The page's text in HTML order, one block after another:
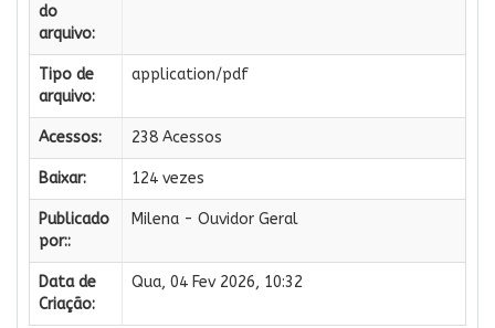
do
arquivo:
Tipo de
arquivo:
application/pdf
Acessos: 238 Acessos
Baixar: 124 vezes
Publicado
por::
Milena - Ouvidor Geral
Data de
Criação:
Qua, 04 Fev 2026, 10:32